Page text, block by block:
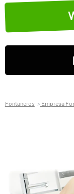
Fontaneros Empresa